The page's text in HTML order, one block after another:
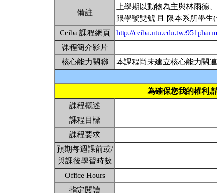
備註
上學期以動物為主與林雨德
限學號雙號 且 限本系所學
Ceiba 課程網頁
http://ceiba.ntu.edu.tw/
課程簡介影片
核心能力關聯
本課程尚未建立核心能力關連
為確保您我的權利,
課程概述
課程目標
課程要求
預期每週課前或/
與課後學習時數
Office Hours
指定閱讀